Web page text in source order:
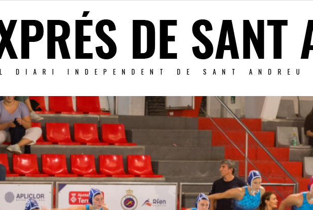
DIARI INDEPENDENT DE SANT ANDREU